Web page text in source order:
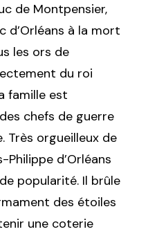
de Montpensier,
d’Orléans à la mort
les ors de
du roi
famille est
chefs de guerre
Très orgueilleux de
d’Orléans
popularité. Il brûle
des étoiles
une coterie